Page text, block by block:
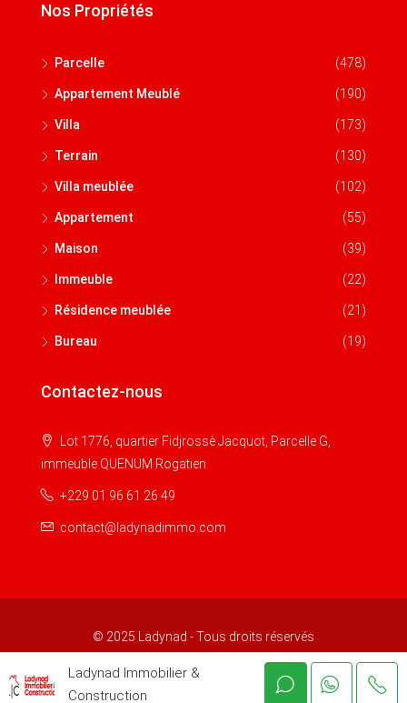
Nos Propriétés
Parcelle (478)
Appartement Meublé (190)
Villa (173)
Terrain (130)
Villa meublée (102)
Appartement (55)
Maison (39)
Immeuble (22)
Résidence meublée (21)
Bureau (19)
Contactez-nous
Lot 1776, quartier Fidjrossè Jacquot, Parcelle G,
immeuble QUENUM Rogatien
+229 01 96 61 26 49
contact@ladynadimmo.com
© 2025 Ladynad - Tous droits réservés
Ladynad Immobilier &
Construction